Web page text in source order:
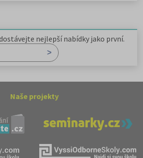
nejlepší nabídky jako první.
Naše projekty